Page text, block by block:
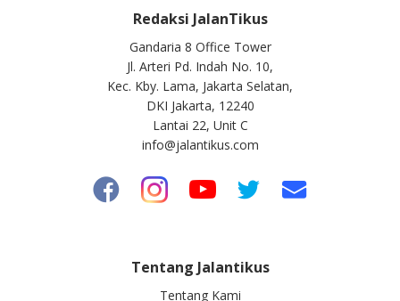
Redaksi JalanTikus
Gandaria 8 Office Tower
Jl. Arteri Pd. Indah No. 10,
Kec. Kby. Lama, Jakarta Selatan,
DKI Jakarta, 12240
Lantai 22, Unit C
info@jalantikus.com
Tentang Jalantikus
Tentang Kami